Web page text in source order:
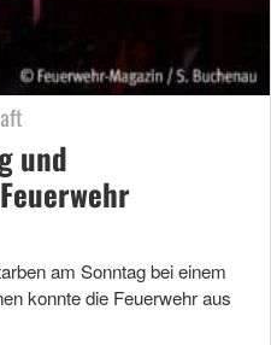
und
am Sonntag bei einem
konnte die Feuerwehr aus